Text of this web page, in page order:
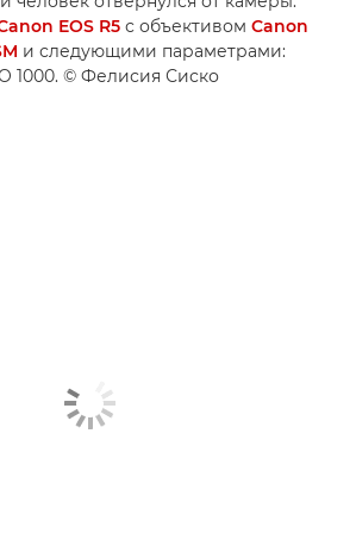
EOS R5 с объективом Canon
и следующими параметрами:
1000. © Фелисия Сиско